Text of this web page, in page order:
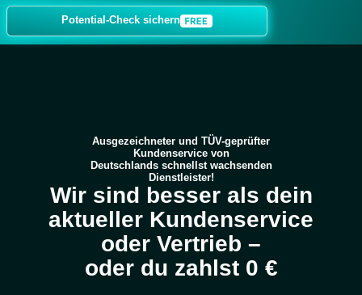
Potential-Check sichern
Ausgezeichneter und TÜV-geprüfter
Kundenservice von
Deutschlands schnellst wachsenden
Dienstleister!
Wir sind besser als dein
aktueller Kundenservice
oder Vertrieb –
oder du zahlst 0 €